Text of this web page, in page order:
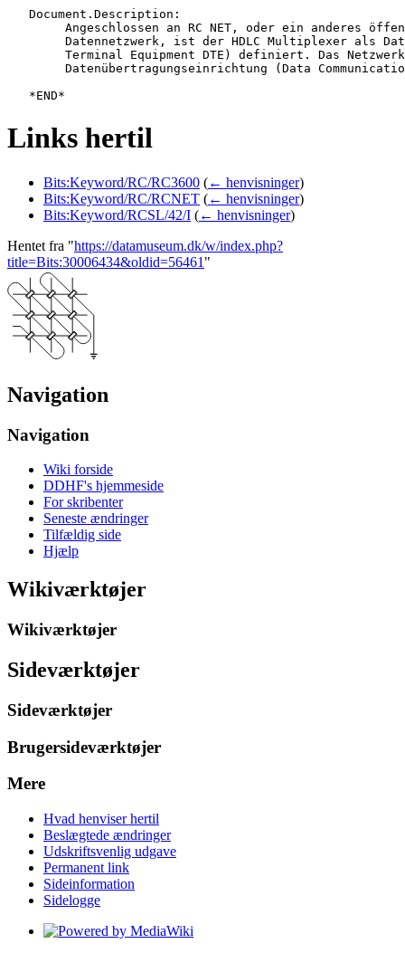
   Document.Description:
Links hertil
Bits:Keyword/RC/RC3600 (← henvisninger)
Bits:Keyword/RC/RCNET (← henvisninger)
Bits:Keyword/RCSL/42/I (← henvisninger)
Hentet fra "https://datamuseum.dk/w/index.php?
title=Bits:30006434&oldid=56461 "
Navigation
Navigation
Wiki forside
DDHF's hjemmeside
For skribenter
Seneste ændringer
Tilfældig side
Hjælp
Wikiværktøjer
Wikiværktøjer
Sideværktøjer
Sideværktøjer
Brugersideværktøjer
Mere
Hvad henviser hertil
Beslægtede ændringer
Udskriftsvenlig udgave
Permanent link
Sideinformation
Sidelogge